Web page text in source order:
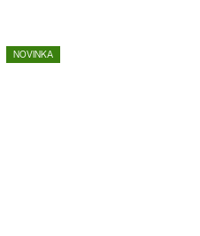
NOVINKA